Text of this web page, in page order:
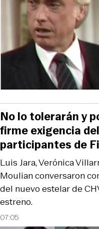
07:05
Luis Jara, Verónica
Moulian conversaron
del nuevo estelar de
estreno.
No lo tolerarán y
firme exigencia
participantes de